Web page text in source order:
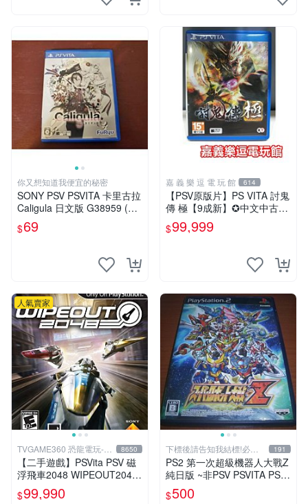
你又想知道我便宜的秘密
SONY PSV PSVITA 卡里古拉
Caligula 日文版 G38959 (下
標前請先詢問)
$69
嘉 義 樂 逗 電 玩 館 614
【PSV原版片】PS VITA 討鬼
傳 極【9成新】✪中文中古二
手✪嘉義樂逗電玩館
$99,999
人氣賣家
TVGAME360 恐龍電玩-台
中店
8650
【二手遊戲】PSVita PSV 磁
浮飛車2048 WIPEOUT2048
英文亞版【台中恐龍電玩】
$99,990
下標後請告知我結標!必看
關於我
191
PS2 第一次超級機器人大戰Z
純日版 ~非PSV PSVITA PS3
天獄篇 時獄篇 第三次
$500